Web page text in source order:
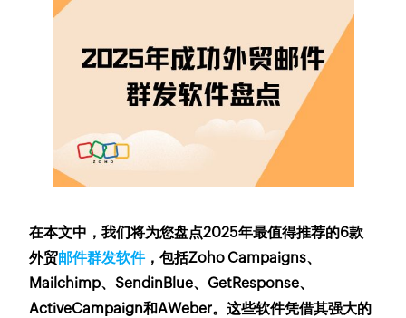
在本文中，我们将为您盘点2025年最值得推荐的6款
外贸邮件群发软件，包括Zoho Campaigns、
Mailchimp、SendinBlue、GetResponse、
ActiveCampaign和AWeber。这些软件凭借其强大的